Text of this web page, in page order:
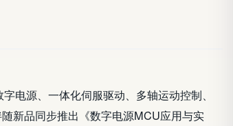
电源、一体化伺服驱动、多轴运动控制、
新品同步推出《数字电源MCU应用与实